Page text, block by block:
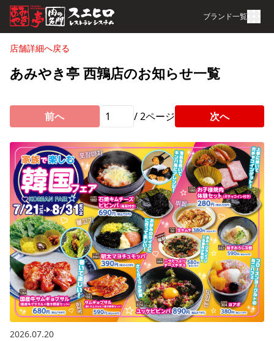
ブランド一覧
店舗詳細へ戻る
あみやき亭 西鶉店のお知らせ一覧
前へ /2ページ 次へ
2026.07.20